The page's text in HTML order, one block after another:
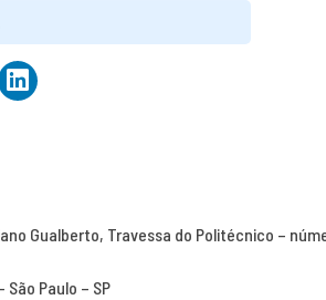
Gualberto, Travessa do Politécnico –
São Paulo – SP